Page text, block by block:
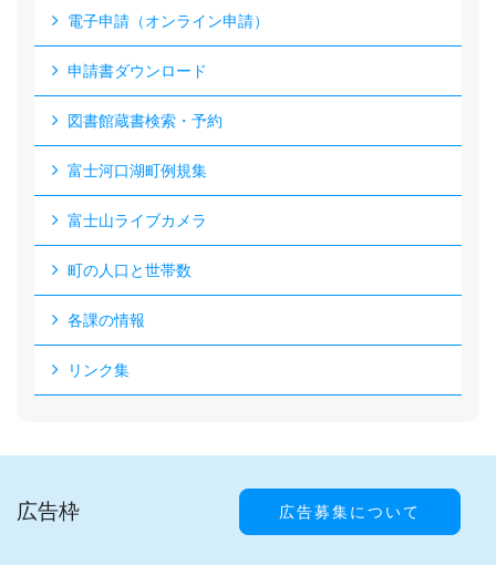
電子申請（オンライン申請）
申請書ダウンロード
図書館蔵書検索・予約
富士河口湖町例規集
富士山ライブカメラ
町の人口と世帯数
各課の情報
リンク集
広告枠 広告募集について